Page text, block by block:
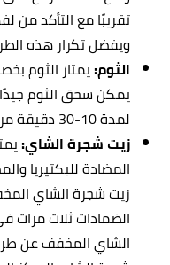
تقريبًا مع التأكد من
ويفضل تكرار هذه
الثوم:يمتاز الثوم
يمكن سحق الثوم
لمدة 10-30 دقيقة مرة أو مرتين يوميًا.
زيت شجرة الشاي:
المضادة للبكتيريا
زيت شجرة الشاي
الضمادات ثلاث